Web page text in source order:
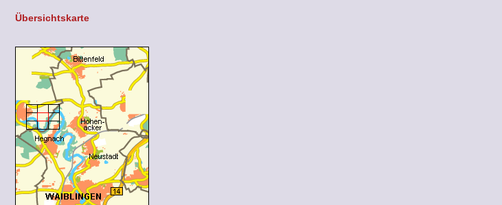
Übersichtskarte